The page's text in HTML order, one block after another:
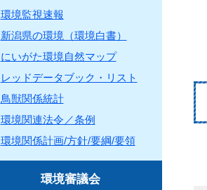
環境監視速報
新潟県の環境（環境白書）
にいがた環境自然マップ
レッドデータブック・リスト
鳥獣関係統計
環境関連法令／条例
環境関係計画/方針/要綱/要領
環境審議会